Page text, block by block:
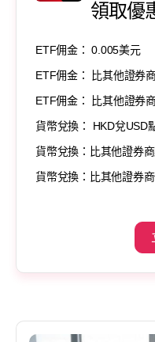
領取優
ETF佣金： 0.005美元
ETF佣金： 比其他證券
ETF佣金： 比其他證券
貨幣兌換： HKD兌USD
貨幣兌換：比其他證券
貨幣兌換：比其他證券